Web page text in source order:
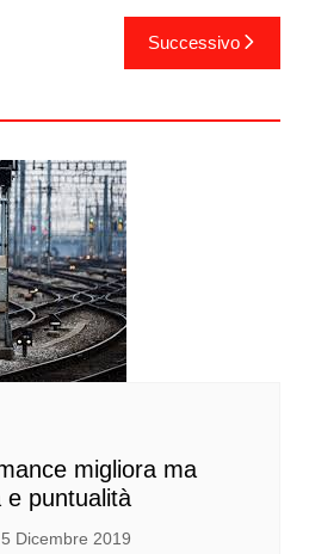
Successivo
migliora ma
e puntualità
5 Dicembre 2019